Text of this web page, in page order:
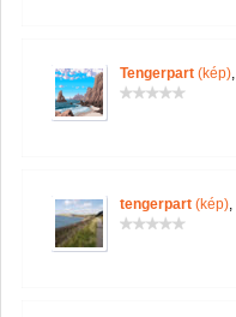
Tengerpart (kép),
tengerpart (kép),